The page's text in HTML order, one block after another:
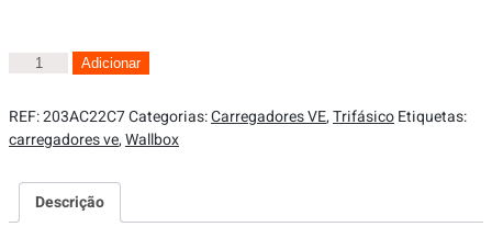
Adicionar
REF:203AC22C7Categorias:Carregadores VE,TrifásicoEtiquetas:
carregadores ve,Wallbox
Descrição